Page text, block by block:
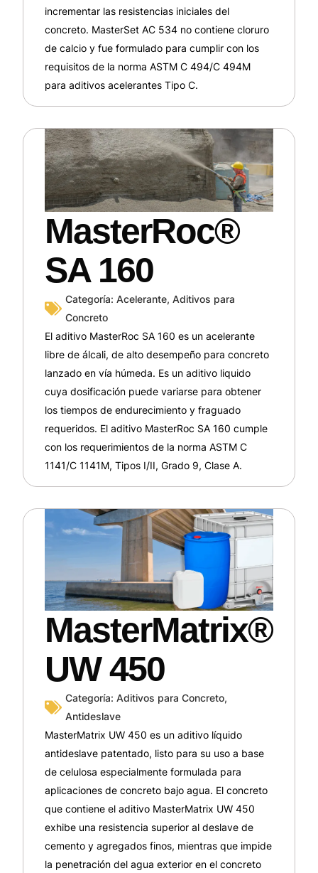
incrementar las resistencias iniciales del
concreto. MasterSet AC 534 no contiene cloruro
de calcio y fue formulado para cumplir con los
requisitos de la norma ASTM C 494/C 494M
para aditivos acelerantes Tipo C.
MasterRoc®
SA 160
Categoría: Acelerante, Aditivos para
Concreto
El aditivo MasterRoc SA 160 es un acelerante
libre de álcali, de alto desempeño para concreto
lanzado en vía húmeda. Es un aditivo liquido
cuya dosificación puede variarse para obtener
los tiempos de endurecimiento y fraguado
requeridos. El aditivo MasterRoc SA 160 cumple
con los requerimientos de la norma ASTM C
1141/C 1141M, Tipos I/II, Grado 9, Clase A.
MasterMatrix®
UW 450
Categoría: Aditivos para Concreto,
Antideslave
MasterMatrix UW 450 es un aditivo líquido
antideslave patentado, listo para su uso a base
de celulosa especialmente formulada para
aplicaciones de concreto bajo agua. El concreto
que contiene el aditivo MasterMatrix UW 450
exhibe una resistencia superior al deslave de
cemento y agregados finos, mientras que impide
la penetración del agua exterior en el concreto